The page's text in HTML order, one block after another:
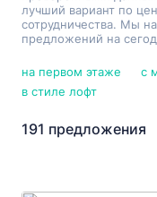
лучший вариант по
сотрудничества. Мы
предложений на
на первом этаже с
в стиле лофт
191 предложения